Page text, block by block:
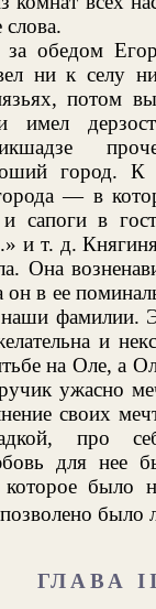
слова.
обедом
ни к селу
потом
имел
город. К
— в
сапоги в
и т. д. Княгиня
Она
он в ее
фамилии.
и
на Оле, а
ужасно
своих
про
для нее
было
было
ГЛАВА II